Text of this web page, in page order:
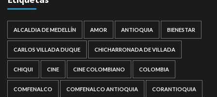
ALCALDIA DE MEDELLÍN AMOR ANTIOQUIA BIENESTAR
CARLOS VILLADA DUQUE CHICHARRONADA DE VILLADA
CHIQUI CINE CINE COLOMBIANO COLOMBIA
COMFENALCO COMFENALCO ANTIOQUIA CORANTIOQUIA